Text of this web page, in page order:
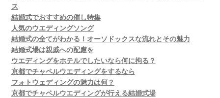
ス
結婚式でおすすめの催し特集
人気のウエディングソング
結婚式の全てがわかる！オーソドックスな流れとその魅力
結婚式場は親戚への配慮を
ウエディングをホテルでしたいなら何に拘る？
京都でチャペルウエディングをするなら
フォトウェディングの魅力は何？
京都でチャペルウエディングが行える結婚式場